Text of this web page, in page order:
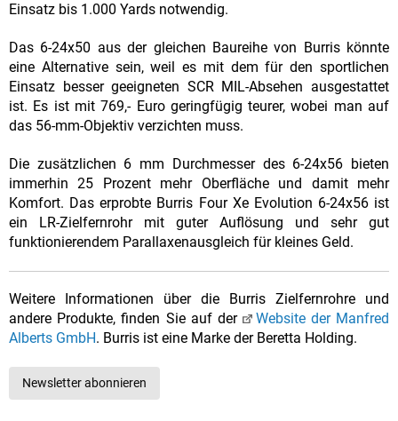
Einsatz bis 1.000 Yards notwendig.
Das 6-24x50 aus der gleichen Baureihe von Burris könnte
eine Alternative sein, weil es mit dem für den sportlichen
Einsatz besser geeigneten SCR MIL-Absehen ausgestattet
ist. Es ist mit 769,- Euro geringfügig teurer, wobei man auf
das 56-mm-Objektiv verzichten muss.
Die zusätzlichen 6 mm Durchmesser des 6-24x56 bieten
immerhin 25 Prozent mehr Oberfläche und damit mehr
Komfort. Das erprobte Burris Four Xe Evolution 6-24x56 ist
ein LR-Zielfernrohr mit guter Auflösung und sehr gut
funktionierendem Parallaxenausgleich für kleines Geld.
Weitere Informationen über die Burris Zielfernrohre und
andere Produkte, finden Sie auf der
Website der Manfred
Alberts GmbH. Burris ist eine Marke der Beretta Holding.
Newsletter abonnieren